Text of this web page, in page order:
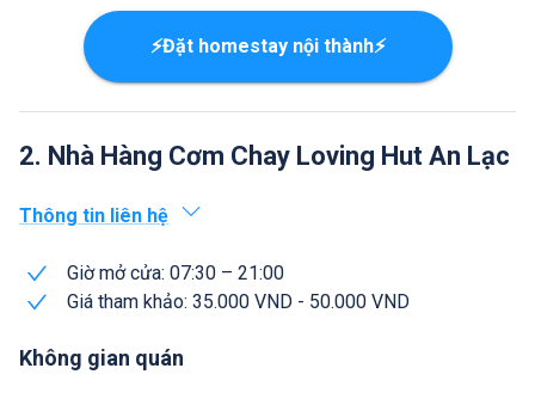
⚡Đặt homestay nội thành⚡
2. Nhà Hàng Cơm Chay Loving Hut An Lạc
Thông tin liên hệ
Giờ mở cửa: 07:30 – 21:00
Giá tham khảo: 35.000 VND - 50.000 VND
Không gian quán